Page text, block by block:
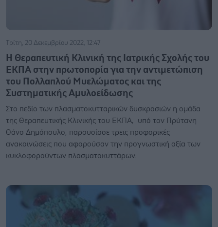
Τρίτη, 20 Δεκεμβρίου 2022, 12:47
Η Θεραπευτική Κλινική της Ιατρικής Σχολής του
ΕΚΠΑ στην πρωτοπορία για την αντιμετώπιση
του Πολλαπλού Μυελώματος και της
Συστηματικής Αμυλοείδωσης
Στο πεδίο των πλασματοκυτταρικών δυσκρασιών η ομάδα
της Θεραπευτικής Kλινικής του ΕΚΠΑ, υπό τον Πρύτανη
Θάνο Δημόπουλο, παρουσίασε τρεις προφορικές
ανακοινώσεις που αφορούσαν την προγνωστική αξία των
κυκλοφορούντων πλασματοκυττάρων.